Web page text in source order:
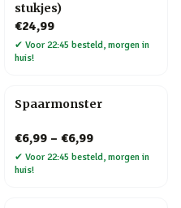
stukjes)
€24,99
✔ Voor 22:45 besteld, morgen in
huis!
Spaarmonster
€6,99 – €6,99
✔ Voor 22:45 besteld, morgen in
huis!